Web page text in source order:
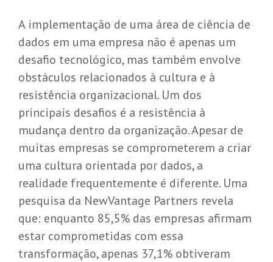
A implementação de uma área de ciência de
dados em uma empresa não é apenas um
desafio tecnológico, mas também envolve
obstáculos relacionados à cultura e à
resistência organizacional. Um dos
principais desafios é a resistência à
mudança dentro da organização. Apesar de
muitas empresas se comprometerem a criar
uma cultura orientada por dados, a
realidade frequentemente é diferente. Uma
pesquisa da NewVantage Partners revela
que: enquanto 85,5% das empresas afirmam
estar comprometidas com essa
transformação, apenas 37,1% obtiveram